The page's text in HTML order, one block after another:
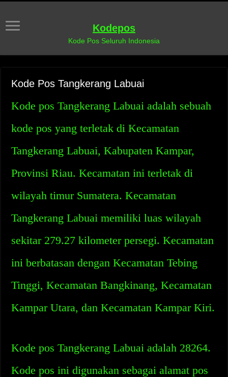
Kodepos
Kode Pos Seluruh Indonesia
Kode Pos Tangkerang Labuai
Kode pos Tangkerang Labuai adalah sebuah
kode pos yang terletak di Kecamatan
Tangkerang Labuai, Kabupaten Kampar,
Provinsi Riau. Kecamatan ini terletak di
wilayah timur Sumatera. Kecamatan
Tangkerang Labuai memiliki luas wilayah
sekitar 279.27 kilometer persegi. Kecamatan
ini berbatasan dengan Kecamatan Tebing
Tinggi, Kecamatan Bangkinang, Kecamatan
Kampar Utara, dan Kecamatan Kampar Kiri.
Kode pos Tangkerang Labuai adalah 28264.
Kode pos ini digunakan sebagai alamat pos